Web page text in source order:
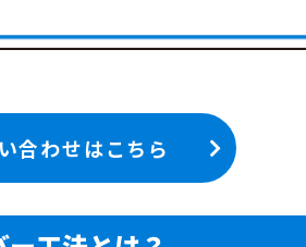
合わせはこちら